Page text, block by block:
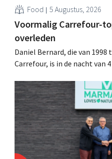
Food 5 Augustus, 2026
Voormalig Carrefour-
overleden
Daniel Bernard, die van 1998
Carrefour, is in de nacht van
retailer, realiseerde de fusie
toenmalig Belgisch